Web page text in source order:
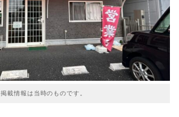
掲載情報は当時のものです。